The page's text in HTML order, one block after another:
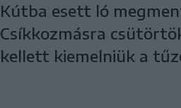
Kútba esett ló
Csíkkozmásra
kellett kiemelniük a